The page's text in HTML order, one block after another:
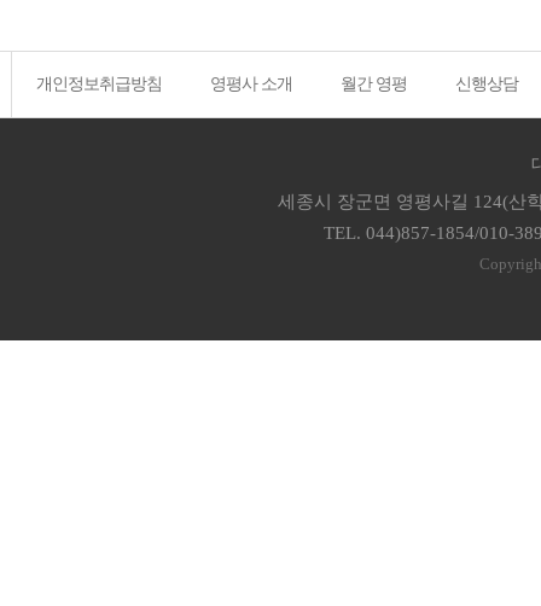
개인정보취급방침 영평사 소개 월간 영평 신행상담
세종시 장군면 영평사길 124(산
TEL. 044)857-1854/010-